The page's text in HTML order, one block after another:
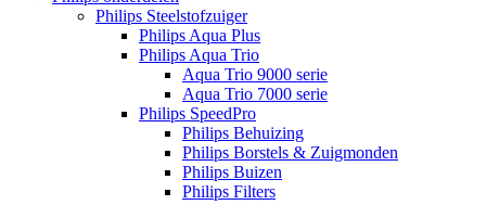
Philips Steelstofzuiger
Philips Aqua Plus
Philips Aqua Trio
Aqua Trio 9000 serie
Aqua Trio 7000 serie
Philips SpeedPro
Philips Behuizing
Philips Borstels & Zuigmonden
Philips Buizen
Philips Filters